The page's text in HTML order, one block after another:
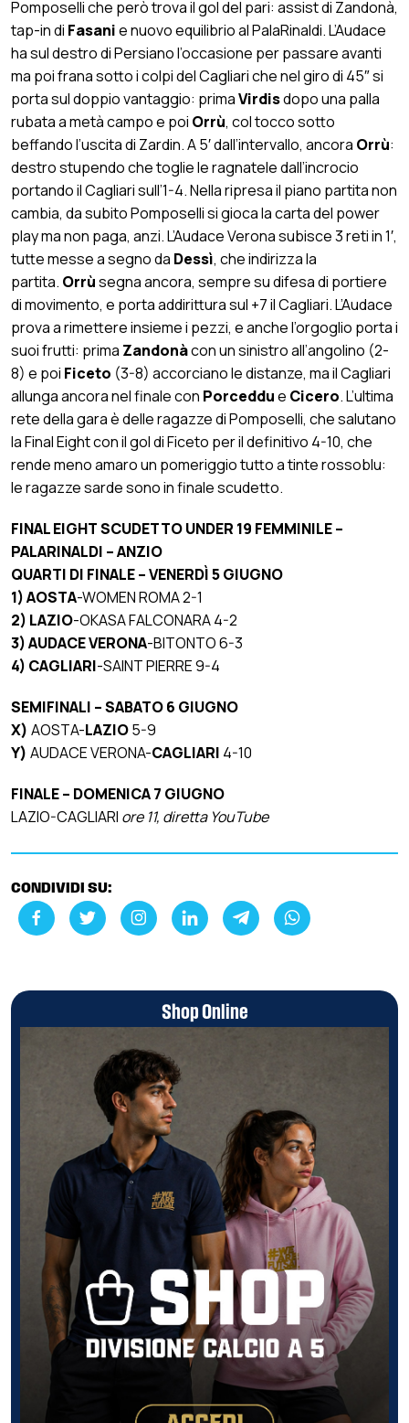
Pomposelli che però trova il gol del pari: assist di Zandonà,
tap-in di Fasanie nuovo equilibrio al PalaRinaldi. L’Audace
ha sul destro di Persiano l’occasione per passare avanti
ma poi frana sotto i colpi del Cagliari che nel giro di 45″ si
porta sul doppio vantaggio: primaVirdisdopo una palla
rubata a metà campo e poi Orrù, col tocco sotto
beffando l’uscita di Zardin. A 5′ dall’intervallo, ancora Orrù:
destro stupendo che toglie le ragnatele dall’incrocio
portando il Cagliari sull’1-4. Nella ripresa il piano partita non
cambia, da subito Pomposelli si gioca la carta del power
play ma non paga, anzi. L’Audace Verona subisce 3 reti in 1′,
tutte messe a segno da Dessì, che indirizza la
partita. Orrùsegna ancora, sempre su difesa di portiere
di movimento, e porta addirittura sul +7 il Cagliari. L’Audace
prova a rimettere insieme i pezzi, e anche l’orgoglio porta i
suoi frutti: prima Zandonàcon un sinistro all’angolino (2-
8) e poi Ficeto (3-8) accorciano le distanze, ma il Cagliari
allunga ancora nel finale con Porceddue Cicero. L’ultima
rete della gara è delle ragazze di Pomposelli, che salutano
la Final Eight con il gol di Ficeto per il definitivo 4-10, che
rende meno amaro un pomeriggio tutto a tinte rossoblu:
le ragazze sarde sono in finale scudetto.
FINAL EIGHT SCUDETTO UNDER 19 FEMMINILE –
PALARINALDI – ANZIO
QUARTI DI FINALE – VENERDÌ 5 GIUGNO
1) AOSTA-WOMEN ROMA 2-1
2) LAZIO-OKASA FALCONARA 4-2
3) AUDACE VERONA-BITONTO 6-3
4) CAGLIARI-SAINT PIERRE 9-4
SEMIFINALI – SABATO 6 GIUGNO
X) AOSTA-LAZIO5-9
Y) AUDACE VERONA-CAGLIARI 4-10
FINALE – DOMENICA 7 GIUGNO
LAZIO-CAGLIARI ore 11, diretta YouTube
CONDIVIDI SU:
Shop Online